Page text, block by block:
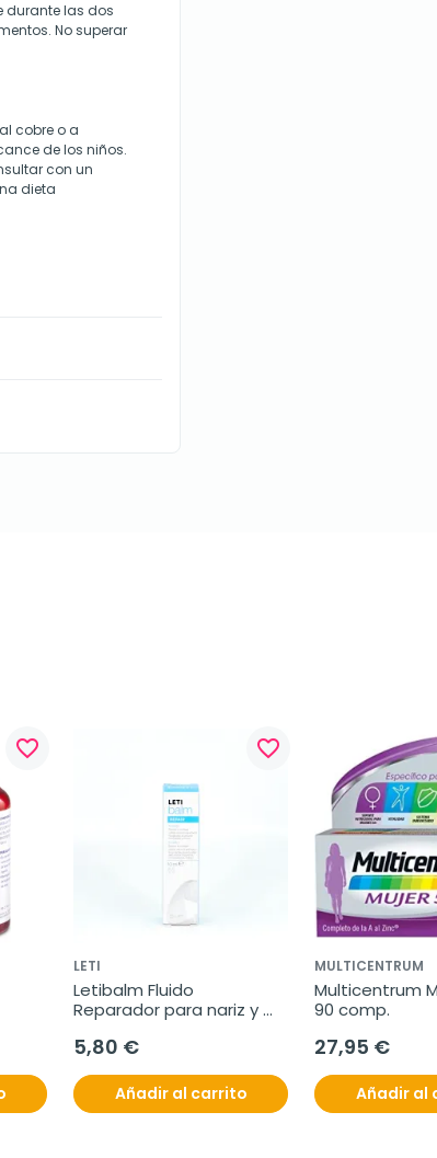
durante las dos
No superar
cobre o a
de los niños.
con un
dieta
favorite_border favorite_border
LETI
Letibalm Fluido
Reparador para nariz y
5,80 €
Añadir al carrito
MULTICENTRUM
Multicentrum
90 comp.
27,95 €
Añadir al